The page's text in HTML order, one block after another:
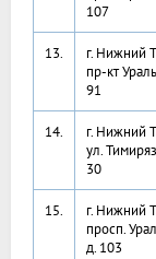
107
13.
г. Нижний
пр-кт
91
14.
г. Нижний
ул.
30
15.
г. Нижний
просп.
д. 103